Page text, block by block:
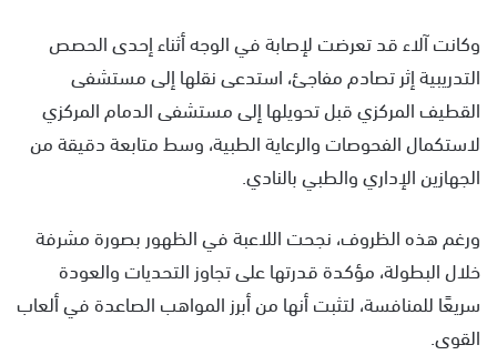
وكانت آلاء قد تعرضت لإصابة في الوجه أثناء إحدى الحصص
التدريبية إثر تصادم مفاجئ، استدعى نقلها إلى مستشفى
القطيف المركزي قبل تحويلها إلى مستشفى الدمام المركزي
لاستكمال الفحوصات والرعاية الطبية، وسط متابعة دقيقة من
الجهازين الإداري والطبي بالنادي.
ورغم هذه الظروف، نجحت اللاعبة في الظهور بصورة مشرفة
خلال البطولة، مؤكدة قدرتها على تجاوز التحديات والعودة
سريعًا للمنافسة، لتثبت أنها من أبرز المواهب الصاعدة في ألعاب
القوى.